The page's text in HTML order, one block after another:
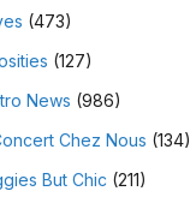
(473)
(127)
News (986)
Chez Nous (134)
But Chic (211)